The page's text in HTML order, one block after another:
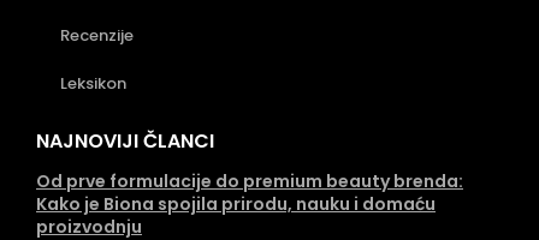
Recenzije
Leksikon
NAJNOVIJI ČLANCI
Od prve formulacije do premium beauty brenda:
Kako je Biona spojila prirodu, nauku i domaću
proizvodnju